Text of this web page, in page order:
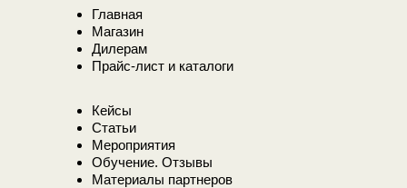
Главная
Магазин
Дилерам
Прайс-лист и каталоги
Кейсы
Статьи
Мероприятия
Обучение. Отзывы
Материалы партнеров